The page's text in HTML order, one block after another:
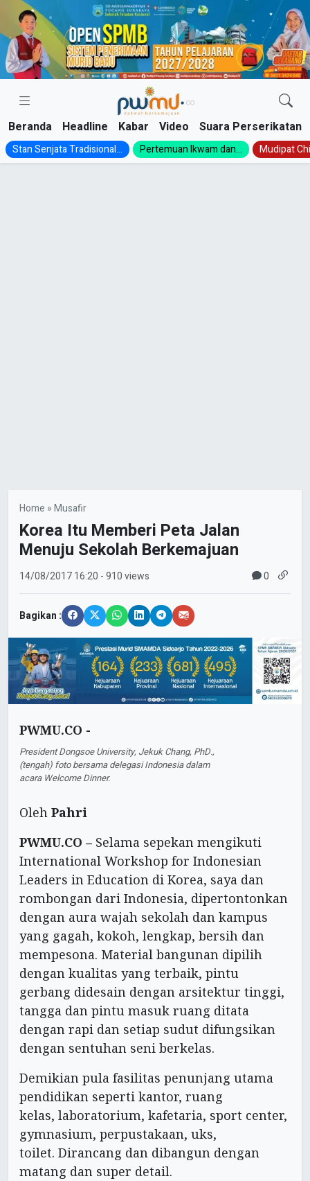
Skip
content
Beranda Headline Kabar Video Suara Perserikatan
Stan Senjata Tradisional... Pertemuan Ikwam dan... Mudipat
Home »Musafir
Korea Itu Memberi Peta Jalan
Menuju Sekolah Berkemajuan
14/08/201716:20 - 910 views 0
Bagikan :
PWMU.CO -
President Dongsoe University, Jekuk Chang, PhD.,
(tengah) foto bersama delegasi Indonesia dalam
acara Welcome Dinner.
Oleh Pahri
PWMU.CO – Selama sepekan mengikuti
International Workshop for Indonesian
Leaders in Education di Korea, saya dan
rombongan dari Indonesia, dipertontonkan
dengan aura wajah sekolah dan kampus
yang gagah, kokoh, lengkap, bersih dan
mempesona. Material bangunan dipilih
dengan kualitas yang terbaik, pintu
gerbang didesain dengan arsitektur tinggi,
tangga dan pintu masuk ruang ditata
dengan rapi dan setiap sudut difungsikan
dengan sentuhan seni berkelas.
Demikian pula fasilitas penunjang utama
pendidikan seperti kantor, ruang
kelas, laboratorium, kafetaria, sport center,
gymnasium, perpustakaan, uks,
toilet. Dirancang dan dibangun dengan
matang dan super detail.